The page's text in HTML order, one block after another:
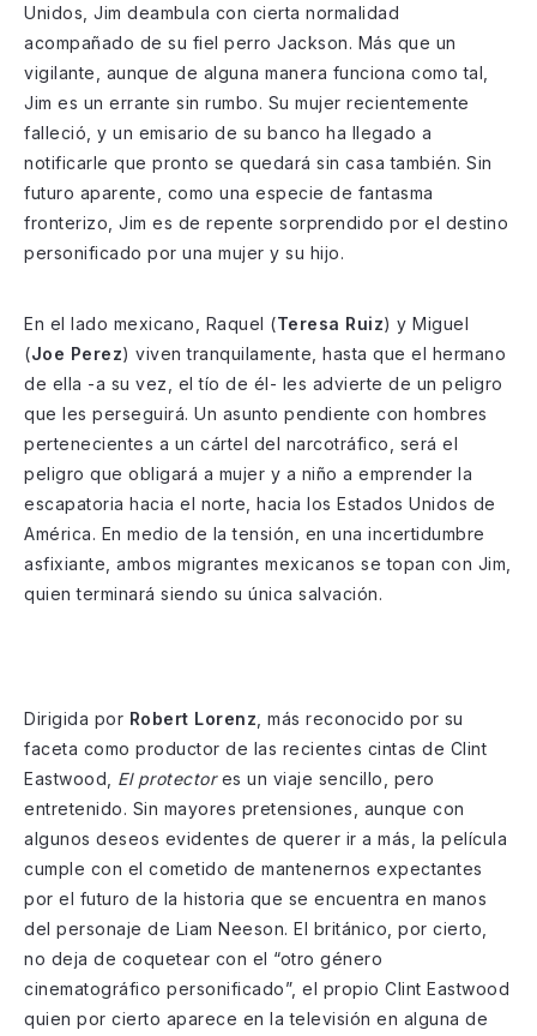
Unidos, Jim deambula con cierta normalidad
acompañado de su fiel perro Jackson. Más que un
vigilante, aunque de alguna manera funciona como tal,
Jim es un errante sin rumbo. Su mujer recientemente
falleció, y un emisario de su banco ha llegado a
notificarle que pronto se quedará sin casa también. Sin
futuro aparente, como una especie de fantasma
fronterizo, Jim es de repente sorprendido por el destino
personificado por una mujer y su hijo.
En el lado mexicano, Raquel (Teresa Ruiz) y Miguel
(Joe Perez) viven tranquilamente, hasta que el hermano
de ella -a su vez, el tío de él- les advierte de un peligro
que les perseguirá. Un asunto pendiente con hombres
pertenecientes a un cártel del narcotráfico, será el
peligro que obligará a mujer y a niño a emprender la
escapatoria hacia el norte, hacia los Estados Unidos de
América. En medio de la tensión, en una incertidumbre
asfixiante, ambos migrantes mexicanos se topan con Jim,
quien terminará siendo su única salvación.
Dirigida por Robert Lorenz , más reconocido por su
faceta como productor de las recientes cintas de Clint
Eastwood, El protectores un viaje sencillo, pero
entretenido. Sin mayores pretensiones, aunque con
algunos deseos evidentes de querer ir a más, la película
cumple con el cometido de mantenernos expectantes
por el futuro de la historia que se encuentra en manos
del personaje de Liam Neeson. El británico, por cierto,
no deja de coquetear con el “otro género
cinematográfico personificado”, el propio Clint Eastwood
quien por cierto aparece en la televisión en alguna de